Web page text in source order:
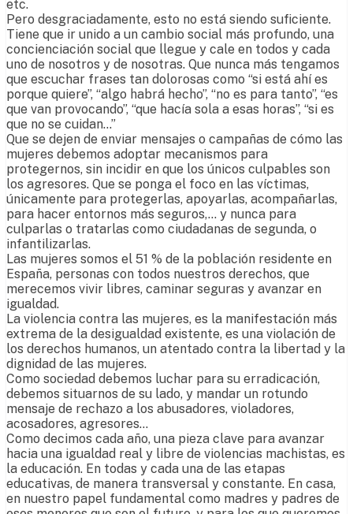
etc.
Pero desgraciadamente, esto no está siendo suficiente.
Tiene que ir unido a un cambio social más profundo, una
concienciación social que llegue y cale en todos y cada
uno de nosotros y de nosotras. Que nunca más tengamos
que escuchar frases tan dolorosas como “si está ahí es
porque quiere”, “algo habrá hecho”, “no es para tanto”, “es
que van provocando”, “que hacía sola a esas horas”, “si es
que no se cuidan…”
Que se dejen de enviar mensajes o campañas de cómo las
mujeres debemos adoptar mecanismos para
protegernos, sin incidir en que los únicos culpables son
los agresores. Que se ponga el foco en las víctimas,
únicamente para protegerlas, apoyarlas, acompañarlas,
para hacer entornos más seguros,… y nunca para
culparlas o tratarlas como ciudadanas de segunda, o
infantilizarlas.
Las mujeres somos el 51 % de la población residente en
España, personas con todos nuestros derechos, que
merecemos vivir libres, caminar seguras y avanzar en
igualdad.
La violencia contra las mujeres, es la manifestación más
extrema de la desigualdad existente, es una violación de
los derechos humanos, un atentado contra la libertad y la
dignidad de las mujeres.
Como sociedad debemos luchar para su erradicación,
debemos situarnos de su lado, y mandar un rotundo
mensaje de rechazo a los abusadores, violadores,
acosadores, agresores…
Como decimos cada año, una pieza clave para avanzar
hacia una igualdad real y libre de violencias machistas, es
la educación. En todas y cada una de las etapas
educativas, de manera transversal y constante. En casa,
en nuestro papel fundamental como madres y padres de